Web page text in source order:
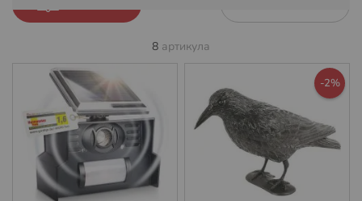
8 артикула
-2%